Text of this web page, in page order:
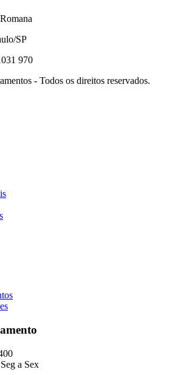
SP
970
- Todos os direitos reservados.
a Sex